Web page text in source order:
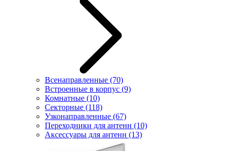
Всенаправленные (70)
Встроенные в корпус (9)
Комнатные (10)
Секторные (118)
Узконаправленные (67)
Переходники для антенн (10)
Аксессуары для антенн (13)